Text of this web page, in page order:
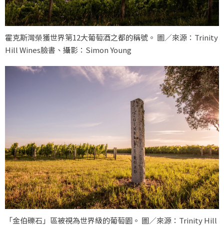
霍克斯灣榮獲世界第12大葡萄酒之都的稱號。 圖／來源：Trinity
Hill Wines臉書、攝影：Simon Young
「金伯礫石」區被視為世界級的葡萄園。 圖／來源：Trinity Hill